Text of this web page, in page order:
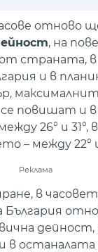
отново
, на
страната, в
и в
повишат и в
26° и 31°,
– между 22°
Реклама
в
България
в